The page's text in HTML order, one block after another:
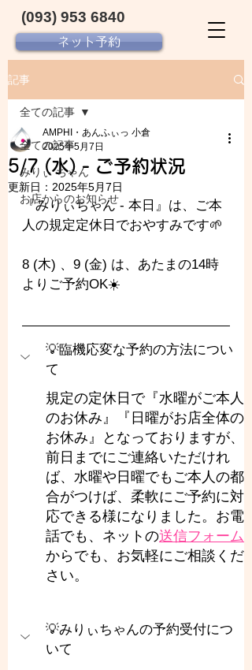
ネット予約
(093) 953 6840‬
記事
全ての記事
みりぃ ちゃん
お店からのお知らせ
全ての記事
5/7 (水) - ご予約状況
AMPHI・あんふぃっ 小倉
2025年5月7日
更新日： 2025年5月7日
『みりぃちゃん - 本日』は、ご本
人の規定定休日でおやすみです🌱
8 (木) 、9 (金) は、あたまの14時
よりご予約OK☀️
💡臨機応変な予約の方法につい
て
規定の定休日で『水曜がご本人
のお休み』『日曜がお店全体の
お休み』となっておりますが、
前日までにご連絡いただけれ
ば、水曜や日曜でもご本人の都
合がつけば、柔軟にご予約に対
応できる様になりました。お電
話でも、ネットの送信フォーム
からでも、お気軽にご相談くだ
さい。
💡みりぃちゃんの予約受付につ
いて